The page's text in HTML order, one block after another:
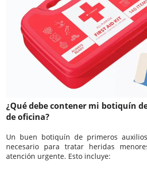
¿Qué debe contener mi botiquín
de oficina?
Un buen botiquín de primeros
necesario para tratar heridas
atención urgente. Esto incluye: